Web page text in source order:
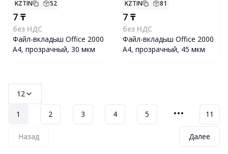
KZTIN 52
7 ₸
без НДС
Файл-вкладыш Office 2000
А4, прозрачный, 30 мкм
KZTIN 81
7 ₸
без НДС
Файл-вкладыш Office 2000
А4, прозрачный, 45 мкм
12
Назад
1 2 3 4 5 11
Далее